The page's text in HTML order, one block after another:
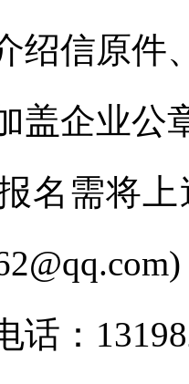
绍信原件
盖企业公
名需将
话：